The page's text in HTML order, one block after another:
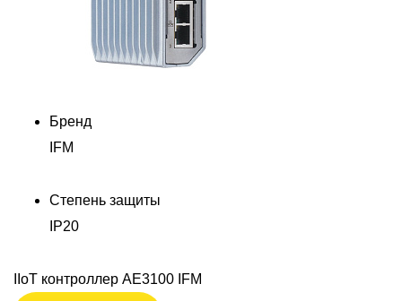
Бренд
IFM
Степень защиты
IP20
IIoT контроллер AE3100 IFM